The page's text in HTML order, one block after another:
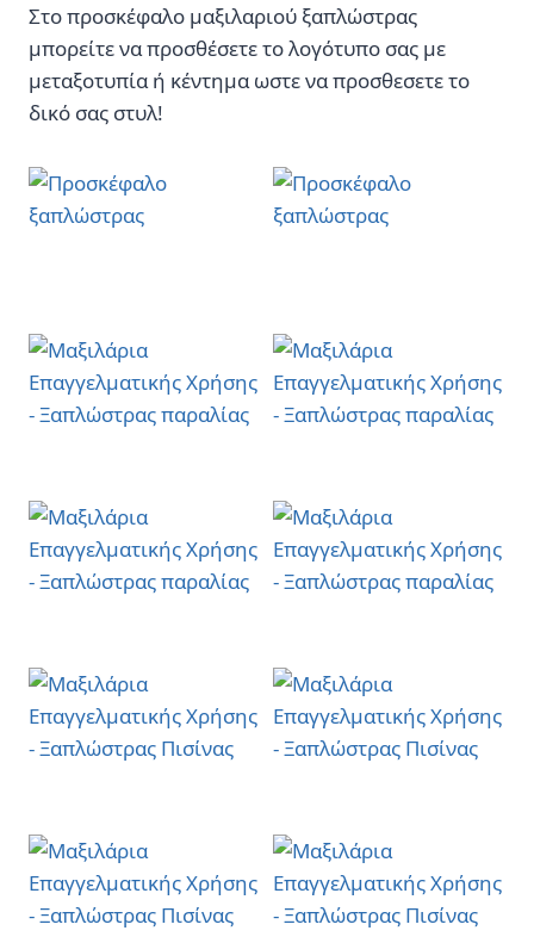
Στο προσκέφαλο μαξιλαριού ξαπλώστρας
μπορείτε να προσθέσετε το λογότυπο σας με
μεταξοτυπία ή κέντημα ωστε να προσθεσετε το
δικό σας στυλ!